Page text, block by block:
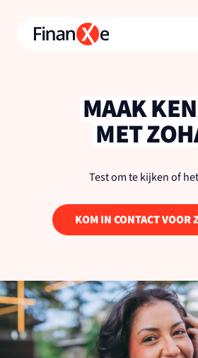
MAAK
MET
Test om te kijken of
KOM IN CONTACT VOOR